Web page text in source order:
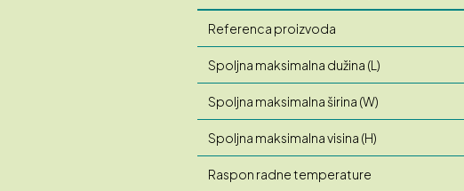
Referenca proizvoda
Spoljna maksimalna dužina (L)
Spoljna maksimalna širina (W)
Spoljna maksimalna visina (H)
Raspon radne temperature